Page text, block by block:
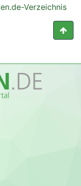
Verzeichnis